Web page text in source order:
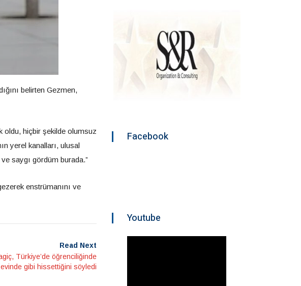
belirten Gezmen,
oldu, hiçbir şekilde olumsuz
yerel kanalları, ulusal
saygı gördüm burada.”
enstrümanını ve
Read Next
Türkiye’de öğrenciliğinde
evinde gibi hissettiğini söyledi
Facebook
Youtube